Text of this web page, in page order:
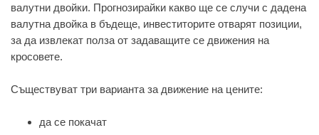
валутни двойки. Прогнозирайки какво ще се случи с дадена
валутна двойка в бъдеще, инвеститорите отварят позиции,
за да извлекат полза от задаващите се движения на
кросовете.
Съществуват три варианта за движение на цените:
да се покачат